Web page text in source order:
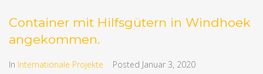
Container mit Hilfsgütern in Windhoek
angekommen.
In Internationale Projekte Posted Januar 3, 2020